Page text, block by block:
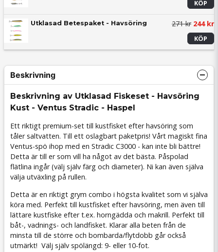
KÖP
Utklasad Betespaket - Havsöring 271 kr 244 kr
KÖP
Beskrivning
Beskrivning av Utklasad Fiskeset - Havsöring
Kust - Ventus Stradic - Haspel
Ett riktigt premium-set till kustfisket efter havsöring som
tåler saltvatten. Till ett oslagbart paketpris! Vårt magiskt fina
Ventus-spö ihop med en Stradic C3000 - kan inte bli bättre!
Detta är till er som vill ha något av det bästa. Påspolad
flätlina ingår (välj själv färg och diameter). Ni kan även själva
välja utväxling på rullen.
Detta är en riktigt grym combo i högsta kvalitet som vi själva
köra med. Perfekt till kustfisket efter havsöring, men även till
lättare kustfiske efter t.ex. horngädda och makrill. Perfekt till
båt-, vadnings- och landfisket. Klarar alla beten från de
minsta till de större och bombarda/flytdobb går också
utmärkt! Välj själv spölängd: 9- eller 10-fot.